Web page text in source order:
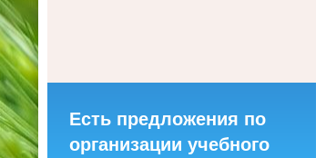
Есть предложения по
организации учебного